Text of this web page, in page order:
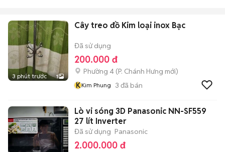
3 phút trước 1
Cây treo đồ Kim loại inox Bạc
Đã sử dụng
200.000 đ
Phường 4 (P. Chánh Hưng mới)
KKim Phung 3 đã bán
Lò vi sóng 3D Panasonic NN-SF559
27 lít Inverter
Đã sử dụng Panasonic
2.000.000 đ